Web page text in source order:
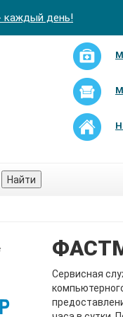
каждый день!
Найти
Сервисная